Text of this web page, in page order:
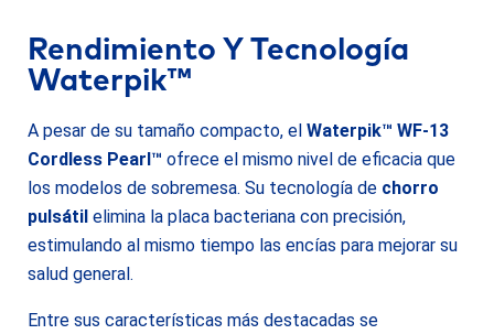
Rendimiento Y Tecnología
Waterpik™
A pesar de su tamaño compacto, el Waterpik™ WF-13
Cordless Pearl™ ofrece el mismo nivel de eficacia que
los modelos de sobremesa. Su tecnología de chorro
pulsátil elimina la placa bacteriana con precisión,
estimulando al mismo tiempo las encías para mejorar su
salud general.
Entre sus características más destacadas se